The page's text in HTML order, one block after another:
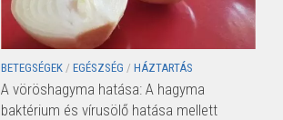
BETEGSÉGEK / EGÉSZSÉG / HÁZTARTÁS
A vöröshagyma hatása: A hagyma
baktérium és vírusölő hatása mellett